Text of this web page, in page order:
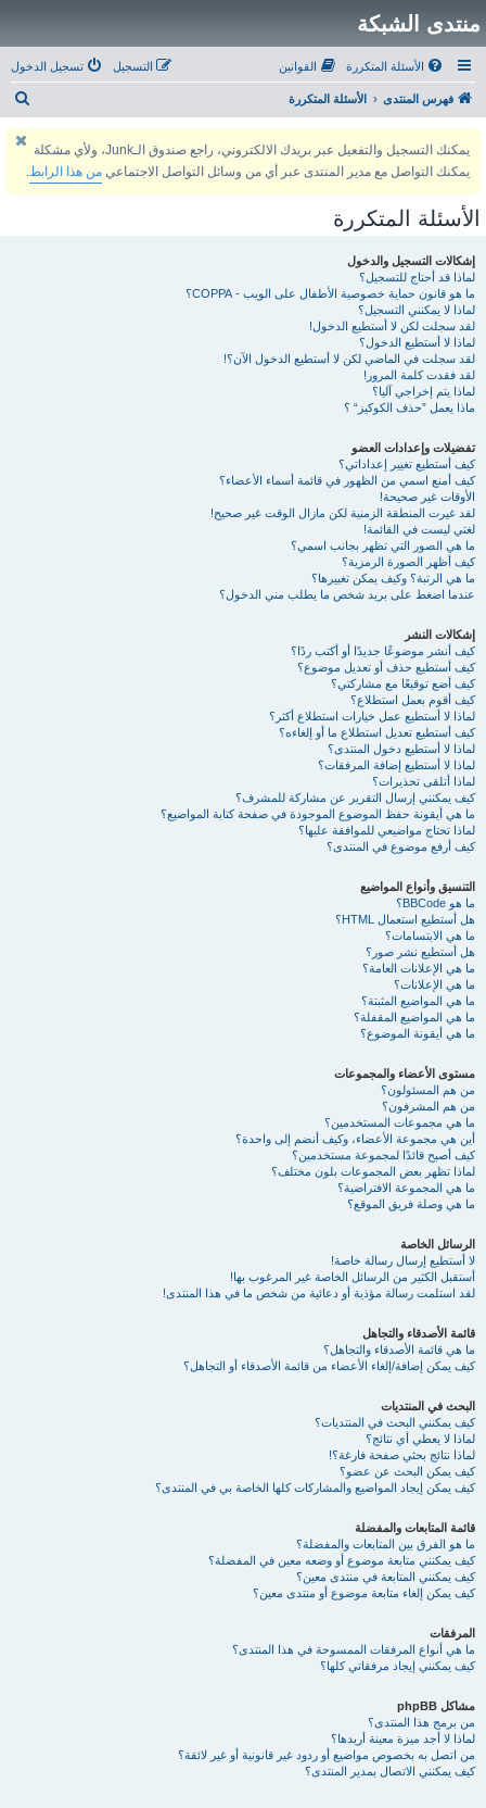
منتدى الشبكة
الأسئلة المتكررة القوانين تسجيل الدخول التسجيل
فهرس المنتدى الأسئلة المتكررة
يمكنك التسجيل والتفعيل عبر بريدك الالكتروني، راجع صندوق الـJunk، ولأي مشكلة
يمكنك التواصل مع مدير المنتدى عبر أي من وسائل التواصل الاجتماعي من هذا الرابط.
الأسئلة المتكررة
إشكالات التسجيل والدخول
لماذا قد أحتاج للتسجيل؟
ما هو قانون حماية خصوصية الأطفال على الويب - COPPA؟
لماذا لا يمكنني التسجيل؟
لقد سجلت لكن لا أستطيع الدخول!
لماذا لا أستطيع الدخول؟
لقد سجلت في الماضي لكن لا أستطيع الدخول الآن؟!
لقد فقدت كلمة المرور!
لماذا يتم إخراجي آليا؟
ماذا يعمل ”حذف الكوكيز“ ؟
تفضيلات وإعدادات العضو
كيف أستطيع تغيير إعداداتي؟
كيف أمنع اسمي من الظهور في قائمة أسماء الأعضاء؟
الأوقات غير صحيحة!
لقد غيرت المنطقة الزمنية لكن مازال الوقت غير صحيح!
لغتي ليست في القائمة!
ما هي الصور التي تظهر بجانب اسمي؟
كيف أظهر الصورة الرمزية؟
ما هي الرتبة؟ وكيف يمكن تغييرها؟
عندما اضغط على بريد شخص ما يطلب مني الدخول؟
إشكالات النشر
كيف أنشر موضوعًا جديدًا أو أكتب ردًا؟
كيف أستطيع حذف أو تعديل موضوع؟
كيف أضع توقيعًا مع مشاركتي؟
كيف أقوم بعمل استطلاع؟
لماذا لا أستطيع عمل خيارات استطلاع أكثر؟
كيف أستطيع تعديل استطلاع ما أو إلغاءه؟
لماذا لا أستطيع دخول المنتدى؟
لماذا لا أستطيع إضافة المرفقات؟
لماذا أتلقى تحذيرات؟
كيف يمكنني إرسال التقرير عن مشاركة للمشرف؟
ما هي أيقونة حفظ الموضوع الموجودة في صفحة كتابة المواضيع؟
لماذا تحتاج مواضيعي للموافقة عليها؟
كيف أرفع موضوع في المنتدى؟
التنسيق وأنواع المواضيع
ما هو BBCode؟
هل أستطيع استعمال HTML؟
ما هي الابتسامات؟
هل أستطيع نشر صور؟
ما هي الإعلانات العامة؟
ما هي الإعلانات؟
ما هي المواضيع المثبتة؟
ما هي المواضيع المقفلة؟
ما هي أيقونة الموضوع؟
مستوى الأعضاء والمجموعات
من هم المسئولون؟
من هم المشرفون؟
ما هي مجموعات المستخدمين؟
أين هي مجموعة الأعضاء، وكيف أنضم إلى واحدة؟
كيف أصبح قائدًا لمجموعة مستخدمين؟
لماذا تظهر بعض المجموعات بلون مختلف؟
ما هي المجموعة الافتراضية؟
ما هي وصلة فريق الموقع؟
الرسائل الخاصة
لا أستطيع إرسال رسالة خاصة!
أستقبل الكثير من الرسائل الخاصة غير المرغوب بها!
لقد استلمت رسالة مؤذية أو دعائية من شخص ما في هذا المنتدى!
قائمة الأصدقاء والتجاهل
ما هي قائمة الأصدقاء والتجاهل؟
كيف يمكن إضافة/إلغاء الأعضاء من قائمة الأصدقاء أو التجاهل؟
البحث في المنتديات
كيف يمكنني البحث في المنتديات؟
لماذا لا يعطي أي نتائج؟
لماذا نتائج بحثي صفحة فارغة؟!
كيف يمكن البحث عن عضو؟
كيف يمكن إيجاد المواضيع والمشاركات كلها الخاصة بي في المنتدى؟
قائمة المتابعات والمفضلة
ما هو الفرق بين المتابعات والمفضلة؟
كيف يمكنني متابعة موضوع أو وضعه معين في المفضلة؟
كيف يمكنني المتابعة في منتدى معين؟
كيف يمكن إلغاء متابعة موضوع أو منتدى معين؟
المرفقات
ما هي أنواع المرفقات الممسوحة في هذا المنتدى؟
كيف يمكنني إيجاد مرفقاتي كلها؟
مشاكل phpBB
من برمج هذا المنتدى؟
لماذا لا أجد ميزة معينة أريدها؟
من اتصل به بخصوص مواضيع أو ردود غير قانونية أو غير لائقة؟
كيف يمكنني الاتصال بمدير المنتدى؟